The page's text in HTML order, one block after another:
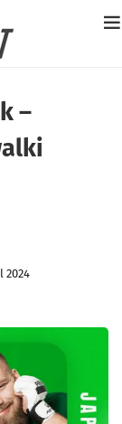
–
2024